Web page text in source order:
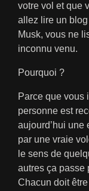
votre vol et que
allez lire un
Musk, vous ne
inconnu venu.
Pourquoi ?
Parce que vous
personne est
aujourd’hui une
par une vraie
le sens de
autres ça passe
Chacun doit